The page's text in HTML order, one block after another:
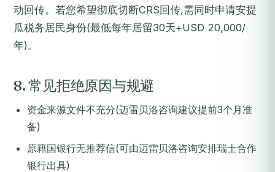
动回传。若您希望彻底切断CRS回传,需同时申请安提
瓜税务居民身份(最低每年居留30天+USD 20,000/
年)。
8. 常见拒绝原因与规避
资金来源文件不充分(迈雷贝洛咨询建议提前3个月准
备)
原籍国银行无推荐信(可由迈雷贝洛咨询安排瑞士合作
银行出具)